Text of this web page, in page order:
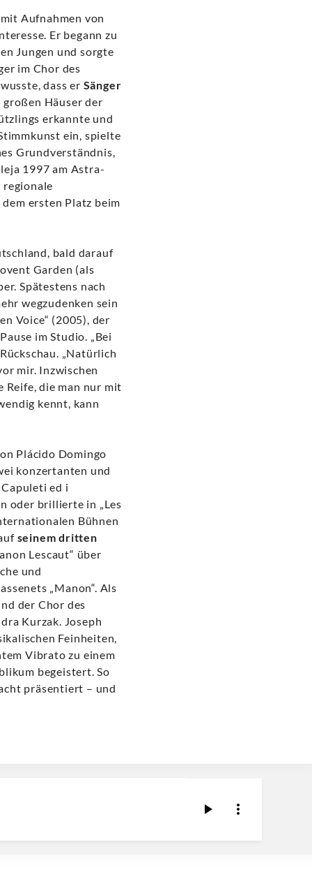
Aufnahmen von
Er begann zu
Jungen und sorgte
im Chor des
dass er Sänger
Häuser der
erkannte und
ein, spielte
Grundverständnis,
1997 am Astra-
regionale
ersten Platz beim
bald darauf
Garden (als
Spätestens nach
wegzudenken sein
Voice“ (2005), der
im Studio. „Bei
„Natürlich
mir. Inzwischen
Reife, die man nur mit
kennt, kann
Plácido Domingo
konzertanten und
ed i
oder brillierte in „Les
Bühnen
seinem dritten
Lescaut“ über
und
„Manon“. Als
der Chor des
Kurzak. Joseph
Feinheiten,
Vibrato zu einem
begeistert. So
präsentiert – und